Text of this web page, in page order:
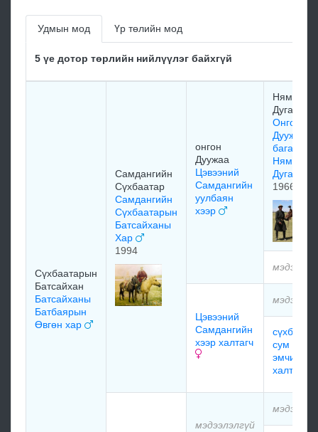
Удмын мод Үр төлийн мод
5 үе дотор төрлийн нийлүүлэг байхгүй
Сүхбаатарын
Батсайхан
Батсайханы
Батбаярын
Өвгөн хар
Самдангийн
Сүхбаатар
Самдангийн
Сүхбаатарын
Батсайханы
Хар
1994
онгон
Дуужаа
Цэвээний
Самдангийн
уулбаян
хээр
Нямын
Дугаржав
Онгон
бага
Нямын
Дугаржав
1966
Цэвээний
Самдангийн
хээр халтагч
сум бага
эмчийн
халтагч
мэдээлэлгүй